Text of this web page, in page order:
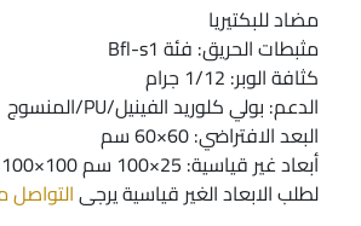
مضاد للبكتيريا
مثبطات الحريق: فئة Bfl-s1
كثافة الوبر: 1/12 جرام
الدعم: بولي كلوريد الفينيل/PU/المنسوج
البعد الافتراضي: 60×60 سم
أبعاد غير قياسية: 25×100 سم 100×100 سم 50×50 سم
لطلب الابعاد الغير قياسية يرجىالتواصل